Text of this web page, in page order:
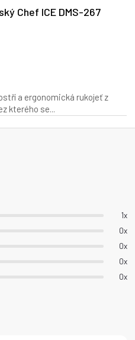
Chef ICE DMS-267
a ergonomická rukojeť z
kterého se...
1x
0x
0x
0x
0x